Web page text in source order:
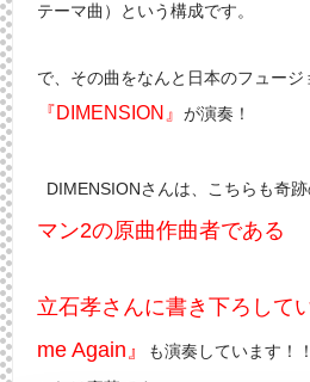
テーマ曲）という構成です。
で、その曲をなんと日本のフュー
『DIMENSION』 が演奏！
DIMENSIONさんは、こちらも奇
マン2の原曲作曲者である
立石孝さんに書き下ろして
me Again』
も演奏しています！！